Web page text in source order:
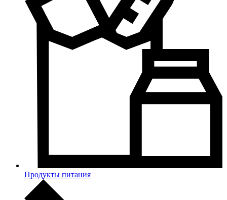
Продукты питания